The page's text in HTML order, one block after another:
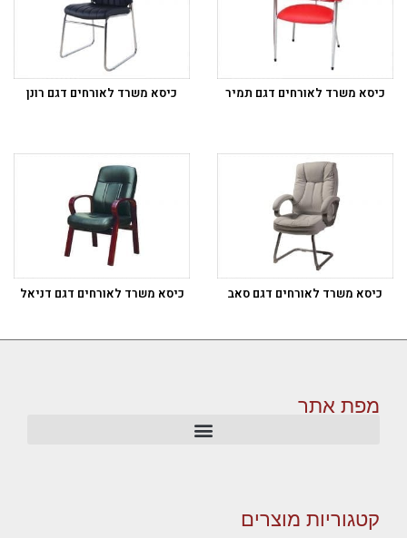
כיסא משרד לאורחים דגם תמיר כיסא משרד לאורחים דגם רונן
כיסא משרד לאורחים דגם סאב כיסא משרד לאורחים דגם דניאל
מפת אתר
קטגוריות מוצרים